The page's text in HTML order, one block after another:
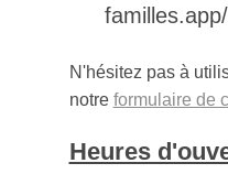
N'hésitez pas à
notre formulaire de
Heures